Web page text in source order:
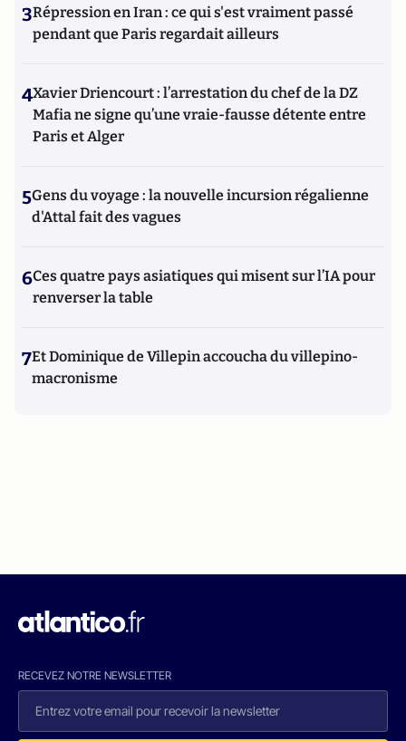
3Répression en Iran : ce qui s'est vraiment passé
pendant que Paris regardait ailleurs
4Xavier Driencourt : l’arrestation du chef de la DZ
Mafia ne signe qu’une vraie-fausse détente entre
Paris et Alger
5Gens du voyage : la nouvelle incursion régalienne
d'Attal fait des vagues
6Ces quatre pays asiatiques qui misent sur l’IA pour
renverser la table
7Et Dominique de Villepin accoucha du villepino-
macronisme
RECEVEZ NOTRE NEWSLETTER